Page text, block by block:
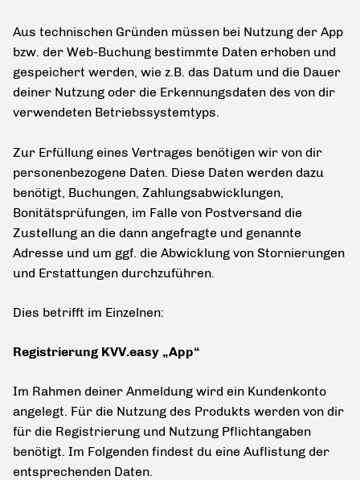
Aus technischen Gründen müssen bei Nutzung der App
bzw. der Web-Buchung bestimmte Daten erhoben und
gespeichert werden, wie z.B. das Datum und die Dauer
deiner Nutzung oder die Erkennungsdaten des von dir
verwendeten Betriebssystemtyps.
Zur Erfüllung eines Vertrages benötigen wir von dir
personenbezogene Daten. Diese Daten werden dazu
benötigt, Buchungen, Zahlungsabwicklungen,
Bonitätsprüfungen, im Falle von Postversand die
Zustellung an die dann angefragte und genannte
Adresse und um ggf. die Abwicklung von Stornierungen
und Erstattungen durchzuführen.
Dies betrifft im Einzelnen:
Registrierung KVV.easy „App“
Im Rahmen deiner Anmeldung wird ein Kundenkonto
angelegt. Für die Nutzung des Produkts werden von dir
für die Registrierung und Nutzung Pflichtangaben
benötigt. Im Folgenden findest du eine Auflistung der
entsprechenden Daten.